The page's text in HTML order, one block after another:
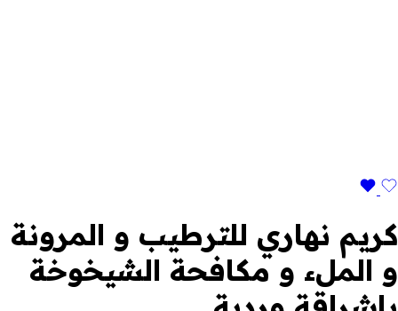
كريم نهاري للترطيب و المرونة
و الملء و مكافحة الشيخوخة